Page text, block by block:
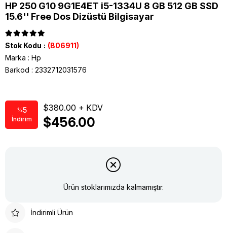
HP 250 G10 9G1E4ET i5-1334U 8 GB 512 GB SSD
15.6'' Free Dos Dizüstü Bilgisayar
Stok Kodu
(B06911)
Marka : Hp
Barkod : 2332712031576
%5
İndirim
$380.00
$456.00
Ürün stoklarımızda kalmamıştır.
İndirimli Ürün